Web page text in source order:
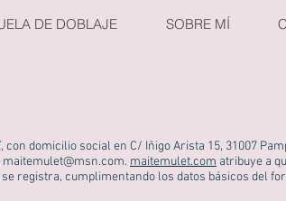
DE DOBLAJE SOBRE MÍ
domicilio social en C/ Iñigo Arista 15, 31007
maitemulet@msn.com. maitemulet.com atribuye a
registra, cumplimentando los datos básicos del